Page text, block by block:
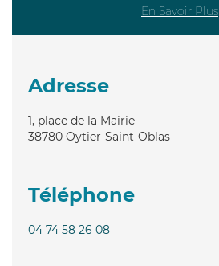
En Savoir Plus
Adresse
1, place de la Mairie
38780 Oytier-Saint-Oblas
Téléphone
04 74 58 26 08